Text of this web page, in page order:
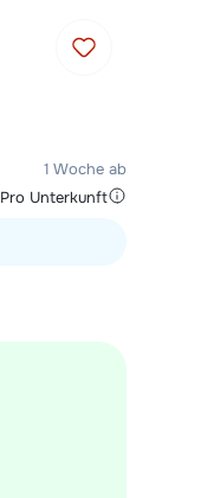
1 Woche ab
Pro Unterkunft